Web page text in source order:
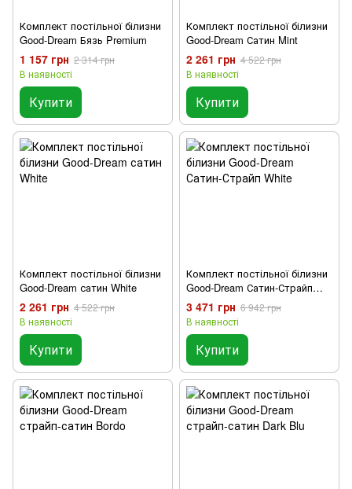
Комплект постільної білизни
Good-Dream Бязь Premium
1 157 грн 2 314 грн
В наявності
Купити
Комплект постільної білизни
Good-Dream Сатин Mint
2 261 грн 4 522 грн
В наявності
Купити
Комплект постільної білизни
Good-Dream сатин White
2 261 грн 4 522 грн
В наявності
Купити
Комплект постільної білизни
Good-Dream Сатин-Страйп
White
3 471 грн 6 942 грн
В наявності
Купити